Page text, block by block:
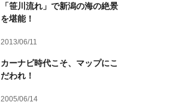
「笹川流れ」で新潟の海の絶景
を堪能！
2013/06/11
カーナビ時代こそ、マップにこ
だわれ！
2005/06/14